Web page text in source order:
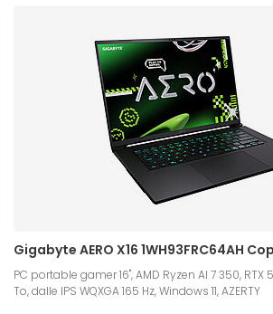
Gigabyte AERO X16 1WH93FRC64AH
PC portable gamer 16", AMD Ryzen AI 7 350, RTX
To, dalle IPS WQXGA 165 Hz, Windows 11, AZERTY